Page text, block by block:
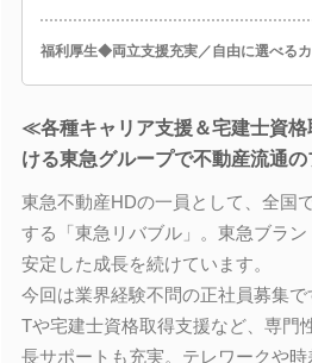
福利厚生◆両立支援充実／自由に選べる
≪各種キャリア支援＆宅建士資
ける東急グループで不動産流通
東急不動産HDの一員として、全国
する「東急リバブル」。東急ブラン
安定した成長を続けています。
今回は業界経験不問の正社員募集
Tや宅建士資格取得支援など、専門
長サポートも充実。テレワークや